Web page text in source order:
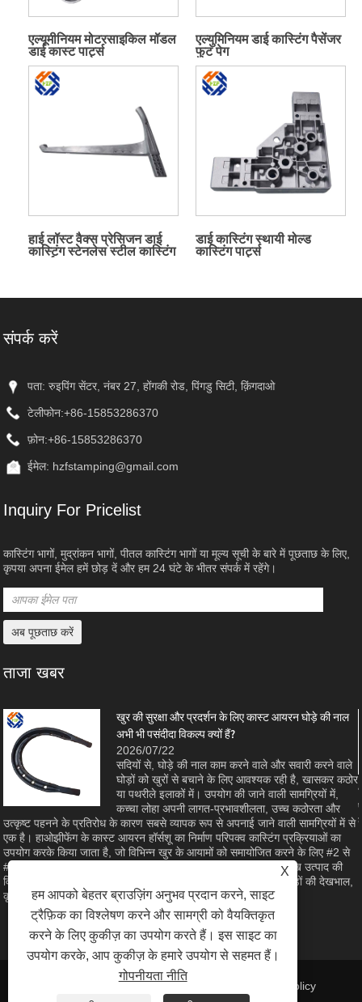
एल्यूमीनियम मोटरसाइकिल मॉडल
डाई कास्ट पार्ट्स
एल्युमिनियम डाई कास्टिंग पैसेंजर
फुट पेग
हाई लॉस्ट वैक्स प्रेसिजन डाई
कास्टिंग स्टेनलेस स्टील कास्टिंग
डाई कास्टिंग स्थायी मोल्ड
कास्टिंग पार्ट्स
संपर्क करें
पता: रुइपिंग सेंटर, नंबर 27, होंगकी रोड, पिंगडु सिटी, क़िंगदाओ
टेलीफोन:+86-15853286370
फ़ोन:+86-15853286370
ईमेल: hzfstamping@gmail.com
Inquiry For Pricelist
कास्टिंग भागों, मुद्रांकन भागों, पीतल कास्टिंग भागों या मूल्य सूची के बारे में पूछताछ के लिए,
कृपया अपना ईमेल हमें छोड़ दें और हम 24 घंटे के भीतर संपर्क में रहेंगे।
ताजा खबर
खुर की सुरक्षा और प्रदर्शन के लिए कास्ट आयरन घोड़े की नाल
अभी भी पसंदीदा विकल्प क्यों हैं?
2026/07/22
सदियों से, घोड़े की नाल काम करने वाले और सवारी करने वाले
घोड़ों को खुरों से बचाने के लिए आवश्यक रही है, खासकर कठोर
या पथरीले इलाकों में। उपयोग की जाने वाली सामग्रियों में,
कच्चा लोहा अपनी लागत-प्रभावशीलता, उच्च कठोरता और
उत्कृष्ट पहनने के प्रतिरोध के कारण सबसे व्यापक रूप से अपनाई जाने वाली सामग्रियों में से
एक है। हाओझीफेंग के कास्ट आयरन हॉर्सशू का निर्माण परिपक्व कास्टिंग प्रक्रियाओं का
उपयोग करके किया जाता है, जो विभिन्न खुर के आयामों को समायोजित करने के लिए #2 से
#8 तक के आकार के साथ सामने और पीछे की शैलियों में उपलब्ध हैं। यह लेख उत्पाद की
विशेषताओं, भौतिक लाभों और विनिर्माण गुणवत्ता की जांच करता है जो इसे घोड़ों की देखभाल,
कृषि और घुड़सवारी के खेल के लिए एक विश्वसनीय विकल्प बनाता है।
Sitemap|RSS|XML Privacy Policy
X
हम आपको बेहतर ब्राउज़िंग अनुभव प्रदान करने, साइट
ट्रैफ़िक का विश्लेषण करने और सामग्री को वैयक्तिकृत
करने के लिए कुकीज़ का उपयोग करते हैं। इस साइट का
उपयोग करके, आप कुकीज़ के हमारे उपयोग से सहमत हैं।
गोपनीयता नीति